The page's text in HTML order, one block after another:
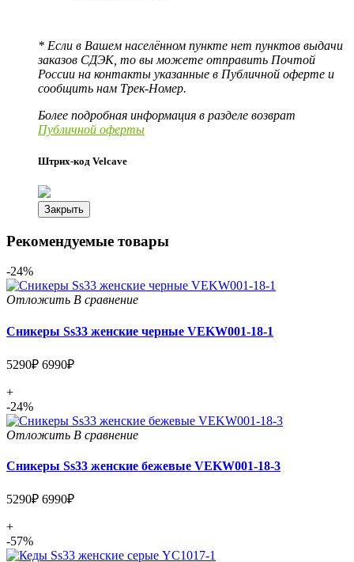
* Если в Вашем населённом пункте нет пунктов выдачи
заказов СДЭК, то вы можете отправить Почтой
России на контакты указанные в Публичной оферте и
сообщить нам Трек-Номер.
Более подробная информация в разделе возврат
Публичной оферты
Штрих-код Velcave
Закрыть
Рекомендуемые товары
-24%
Отложить В сравнение
Сникеры Ss33 женские черные VEKW001-18-1
5290₽ 6990₽
+
-24%
Отложить В сравнение
Сникеры Ss33 женские бежевые VEKW001-18-3
5290₽ 6990₽
+
-57%